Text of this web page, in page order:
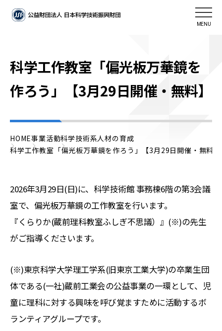
MENU
科学工作教室「偏光板万華鏡を
作ろう」【3月29日開催・無料】
HOME事業活動科学技術系人材の育成
科学工作教室「偏光板万華鏡を作ろう」【3月29日開催・無料】
2026年3月29日(日)に、科学技術館 事務棟6階の第3会議
室で、偏光板万華鏡の工作教室を行います。
『くらりか(蔵前理科教室ふしぎ不思議）』(※)の先生
がご指導くださいます。
(※)東京科学大学理工学系(旧東京工業大学)の卒業生団
体である(一社)蔵前工業会の公益事業の一環として、児
童に理科に対する興味を呼び覚ますために活動するボ
ランティアグループです。